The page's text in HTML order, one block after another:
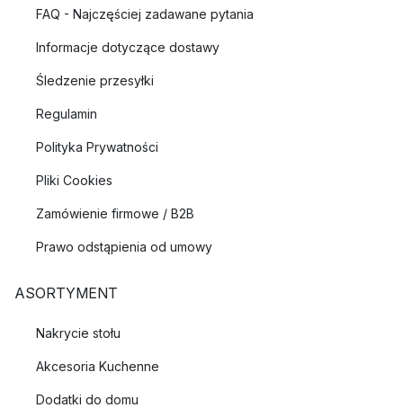
FAQ - Najczęściej zadawane pytania
Informacje dotyczące dostawy
Śledzenie przesyłki
Regulamin
Polityka Prywatności
Pliki Cookies
Zamówienie firmowe / B2B
Prawo odstąpienia od umowy
ASORTYMENT
Nakrycie stołu
Akcesoria Kuchenne
Dodatki do domu